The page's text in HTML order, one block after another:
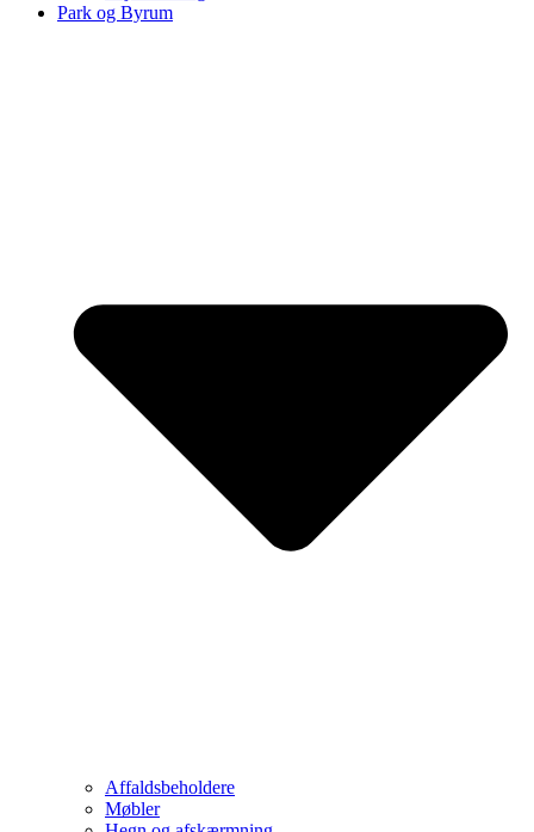
Park og Byrum
Affaldsbeholdere
Møbler